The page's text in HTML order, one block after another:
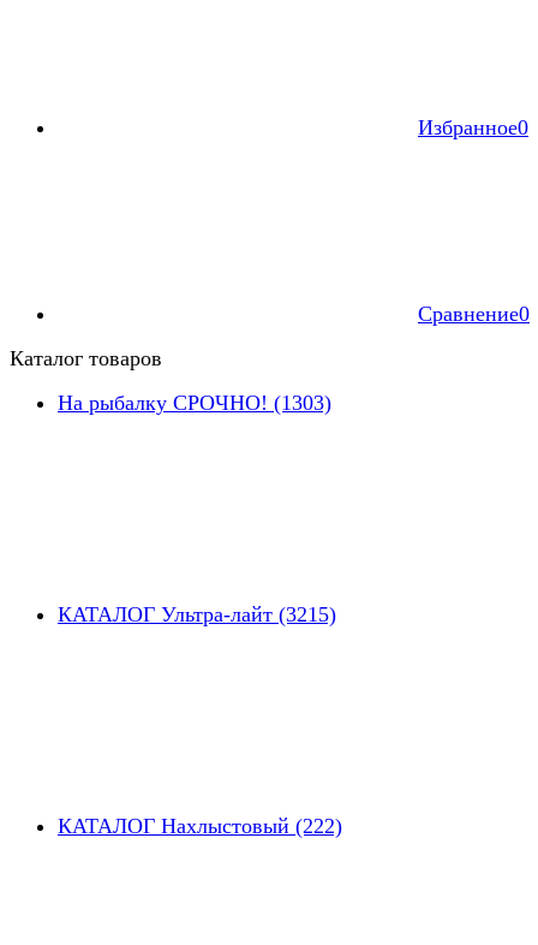
Избранное0
Сравнение0
Каталог товаров
На рыбалку СРОЧНО! (1303)
КАТАЛОГ Ультра-лайт (3215)
КАТАЛОГ Нахлыстовый (222)